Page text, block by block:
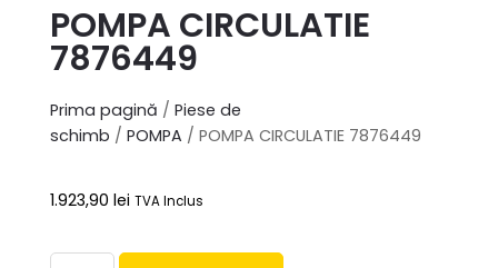
POMPA CIRCULATIE
7876449
Prima pagină / Piese de
schimb / POMPA / POMPA CIRCULATIE 7876449
1.923,90 lei TVA Inclus